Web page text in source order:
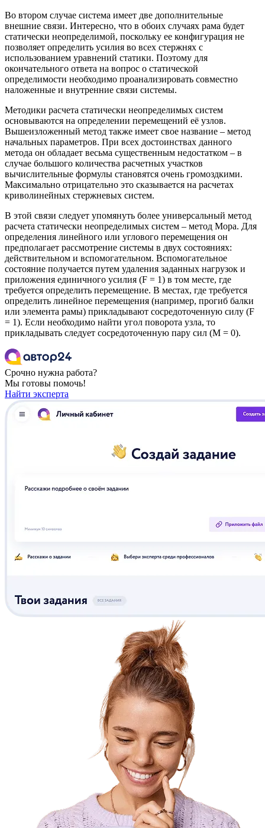
Во втором случае система имеет две дополнительные
внешние связи. Интересно, что в обоих случаях рама будет
статически неопределимой, поскольку ее конфигурация не
позволяет определить усилия во всех стержнях с
использованием уравнений статики. Поэтому для
окончательного ответа на вопрос о статической
определимости необходимо проанализировать совместно
наложенные и внутренние связи системы.
Методики расчета статически неопределимых систем
основываются на определении перемещений её узлов.
Вышеизложенный метод также имеет свое название – метод
начальных параметров. При всех достоинствах данного
метода он обладает весьма существенным недостатком – в
случае большого количества расчетных участков
вычислительные формулы становятся очень громоздкими.
Максимально отрицательно это сказывается на расчетах
криволинейных стержневых систем.
В этой связи следует упомянуть более универсальный метод
расчета статически неопределимых систем – метод Мора. Для
определения линейного или углового перемещения он
предполагает рассмотрение системы в двух состояниях:
действительном и вспомогательном. Вспомогательное
состояние получается путем удаления заданных нагрузок и
приложения единичного усилия (F = 1) в том месте, где
требуется определить перемещение. В местах, где требуется
определить линейное перемещения (например, прогиб балки
или элемента рамы) прикладывают сосредоточенную силу (F
= 1). Если необходимо найти угол поворота узла, то
прикладывать следует сосредоточенную пару сил (M = 0).
Срочно нужна работа?
Мы готовы помочь!
Найти эксперта